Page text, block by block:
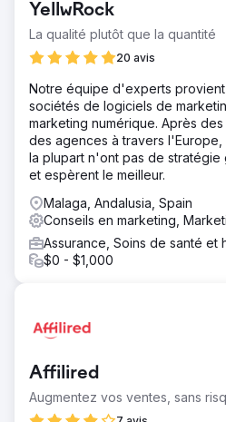
YellwRock
La qualité plutôt que la quantité
20 avis
Notre équipe d'experts
sociétés de logiciels de
marketing numérique. Après
des agences à travers
la plupart n'ont pas de stratégie
et espèrent le meilleur.
Malaga, Andalusia, Spain
Conseils en marketing,
Assurance, Soins de santé et
$0 - $1,000
Affilired
Augmentez vos ventes, sans